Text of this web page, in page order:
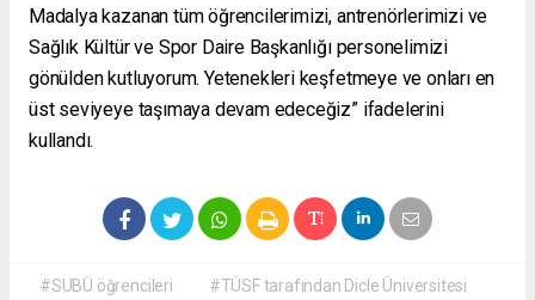
Madalya kazanan tüm öğrencilerimizi, antrenörlerimizi ve
Sağlık Kültür ve Spor Daire Başkanlığı personelimizi
gönülden kutluyorum. Yetenekleri keşfetmeye ve onları en
üst seviyeye taşımaya devam edeceğiz” ifadelerini
kullandı.
#SUBÜ öğrencileri
#TÜSF tarafından Dicle Üniversitesi